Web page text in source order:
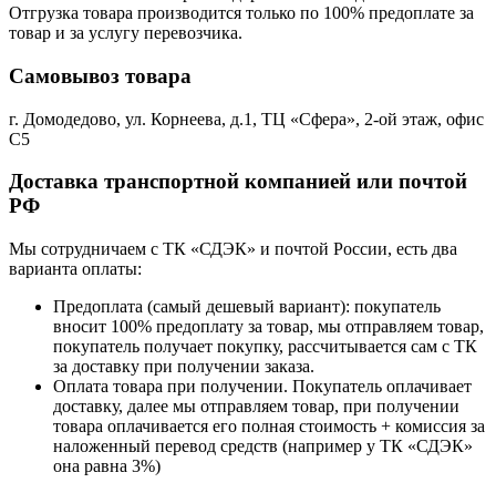
Отгрузка товара производится только по 100% предоплате за
товар и за услугу перевозчика.
Самовывоз товара
г. Домодедово, ул. Корнеева, д.1, ТЦ «Сфера», 2-ой этаж, офис
С5
Доставка транспортной компанией или почтой
РФ
Мы сотрудничаем с ТК «СДЭК» и почтой России, есть два
варианта оплаты:
Предоплата (самый дешевый вариант): покупатель
вносит 100% предоплату за товар, мы отправляем товар,
покупатель получает покупку, рассчитывается сам с ТК
за доставку при получении заказа.
Оплата товара при получении. Покупатель оплачивает
доставку, далее мы отправляем товар, при получении
товара оплачивается его полная стоимость + комиссия за
наложенный перевод средств (например у ТК «СДЭК»
она равна 3%)